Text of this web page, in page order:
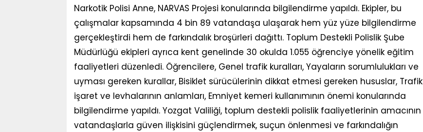
Narkotik Polisi Anne, NARVAS Projesi konularında bilgilendirme yapıldı. Ekipler, bu
çalışmalar kapsamında 4 bin 89 vatandaşa ulaşarak hem yüz yüze bilgilendirme
gerçekleştirdi hem de farkındalık broşürleri dağıttı. Toplum Destekli Polislik Şube
Müdürlüğü ekipleri ayrıca kent genelinde 30 okulda 1.055 öğrenciye yönelik eğitim
faaliyetleri düzenledi. Öğrencilere, Genel trafik kuralları, Yayaların sorumlulukları ve
uyması gereken kurallar, Bisiklet sürücülerinin dikkat etmesi gereken hususlar, Trafik
işaret ve levhalarının anlamları, Emniyet kemeri kullanımının önemi konularında
bilgilendirme yapıldı. Yozgat Valiliği, toplum destekli polislik faaliyetlerinin amacının
vatandaşlarla güven ilişkisini güçlendirmek, suçun önlenmesi ve farkındalığın